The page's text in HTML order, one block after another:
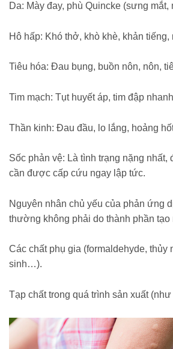
Da: Mày đay, phù Quincke (sưng
Hô hấp: Khó thở, khò khè, khản tiếng,
Tiêu hóa: Đau bụng, buồn nôn, nôn,
Tim mạch: Tụt huyết áp, tim đập
Thần kinh: Đau đầu, lo lắng, hoảng
Sốc phản vệ: Là tình trạng nặng nhất,
cần được cấp cứu ngay lập tức.
Nguyên nhân chủ yếu của phản ứng
thường không phải do thành phần tạo
Các chất phụ gia (formaldehyde, thủy
sinh…).
Tạp chất trong quá trình sản xuất